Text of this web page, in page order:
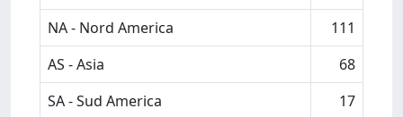
NA - Nord America
111
AS - Asia
68
SA - Sud America
17